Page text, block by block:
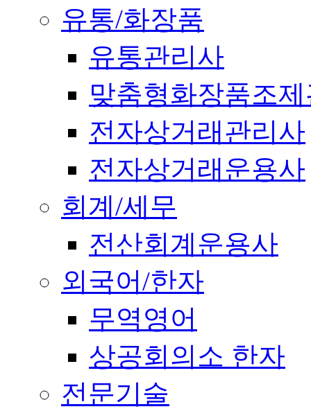
유통/화장품
유통관리사
맞춤형화장품조
전자상거래관리사
전자상거래운용사
회계/세무
전산회계운용사
외국어/한자
무역영어
상공회의소 한자
전문기술